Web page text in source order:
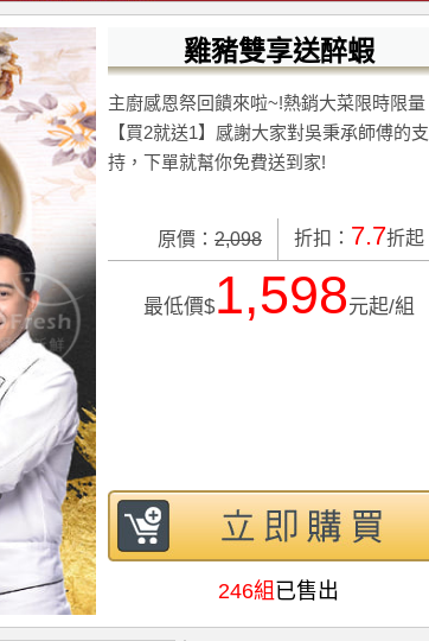
雞豬雙享送醉蝦
主廚感恩祭回饋來啦~!熱銷大菜限時限量
【買2就送1】感謝大家對吳秉承師傅的支
持，下單就幫你免費送到家!
原價： 2,098 折扣： 7.7折起
最低價$1,598元起/組
246組 已售出